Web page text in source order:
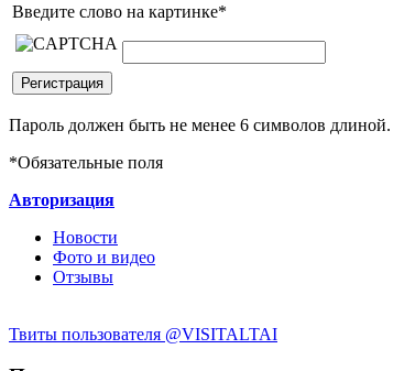
Введите слово на картинке*
Пароль должен быть не менее 6 символов длиной.
*Обязательные поля
Авторизация
Новости
Фото и видео
Отзывы
Твиты пользователя @VISITALTAI